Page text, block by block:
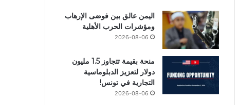
اليمن عالق بين فوضى الإرهاب
ومؤشرات الحرب الأهلية
2026-08-06
منحة بقيمة تتجاوز 1.5 مليون
دولار لتعزيز الدبلوماسية
التجارية في تونس!
2026-08-06